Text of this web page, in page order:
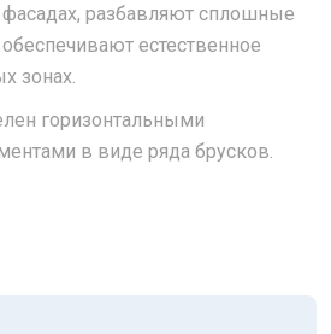
разбавляют сплошные
естественное
зонах.
горизонтальными
в виде ряда брусков.